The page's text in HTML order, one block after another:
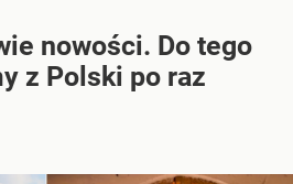
nowości. Do tego
z Polski po raz